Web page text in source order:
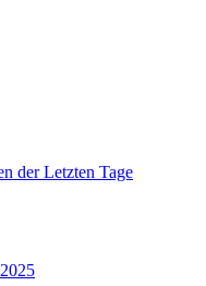
der Letzten Tage